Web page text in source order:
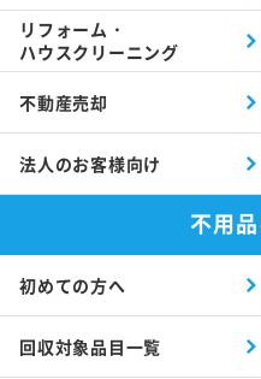
リフォーム・
ハウスクリーニング
不動産売却
法人のお客様向け
不用
初めての方へ
回収対象品目一覧